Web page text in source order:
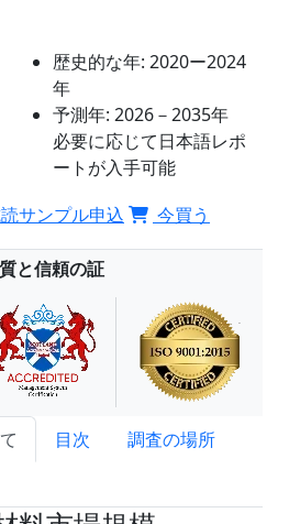
歴史的な年: 2020ー2024
年
予測年: 2026－2035年
必要に応じて日本語レポ
ートが入手可能
サンプル申込 今買う
と信頼の証
目次
調査の場所